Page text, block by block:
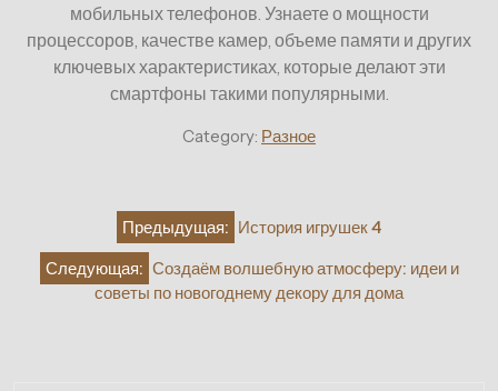
мобильных телефонов. Узнаете о мощности
процессоров, качестве камер, объеме памяти и других
ключевых характеристиках, которые делают эти
смартфоны такими популярными.
Category: Разное
Навигация
по
записям
Предыдущая: История игрушек 4
Следующая: Создаём волшебную атмосферу: идеи и
советы по новогоднему декору для дома